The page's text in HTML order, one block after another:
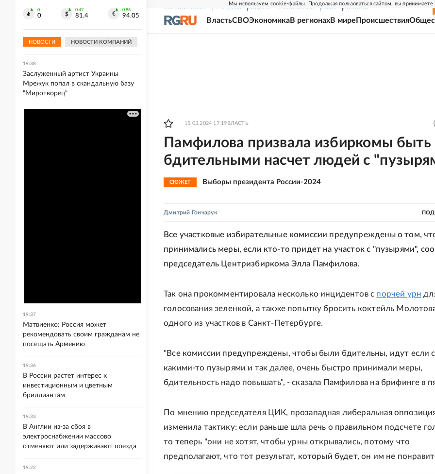
Мы используем cookie-файлы. Продолжая пользоваться сайтом, вы принимаете
СВЕЖИЙ НОМЕР РГ-НЕДЕЛЯ РОДИНА ПРИЛОЖЕНИЯ СОЮЗ НОВОСТИ
ВластьСВОЭкономикаВ регионахВ мире Происшествия
15.03.2024 17:19 ВЛАСТЬ
Памфилова призвала избиркомы быть
бдительными насчет людей с
СЮЖЕТ Выборы президента России-2024
Дмитрий Гончарук
Все участковые избирательные комиссии предупреждены о том,
принимались меры, если кто-то придет на участок с "пузырями",
председатель Центризбиркома Элла Памфилова.
Так она прокомментировала несколько инцидентов с порчей урн
голосования зеленкой, а также попытку бросить коктейль
одного из участков в Санкт-Петербурге.
"Все комиссии предупреждены, чтобы были бдительны, идут если с
какими-то пузырями и так далее, очень быстро принимали меры,
бдительность надо повышать", - сказала Памфилова на брифинге в
По мнению председателя ЦИК, прозападная либеральная
изменила тактику: если раньше шла речь о правильном подсчете
то теперь "они не хотят, чтобы урны открывались, потому что
предполагают, что тот результат, который будет, он им не
0
0
0.47
81.4
0.86
94.05
НОВОСТИ НОВОСТИ КОМПАНИЙ
домашним адресам продавцов
19:38
Заслуженный артист Украины
Мрежук попал в скандальную базу
"Миротворец"
19:37
Матвиенко: Россия может
рекомендовать своим гражданам не
посещать Армению
19:36
В России растет интерес к
инвестиционным и цветным
бриллиантам
19:33
В Англии из-за сбоя в
электроснабжении массово
отменяют или задерживают поезда
19:22